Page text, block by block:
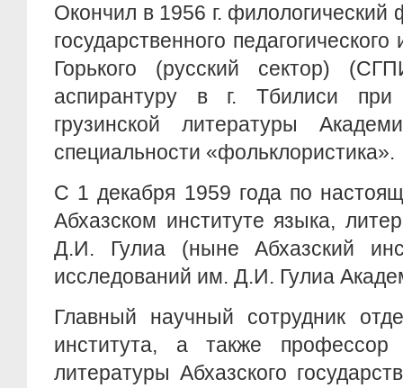
Окончил в 1956 г. филологический
государственного
Горького (русский сектор)
аспирантуру в г. Тбилиси при
грузинской литературы
специальности «фольклористика».
С 1 декабря 1959 года по
Абхазском институте языка,
Д.И. Гулиа (ныне Абхазский
исследований им. Д.И. Гулиа
Главный научный сотрудник
института, а также профессор
литературы Абхазского